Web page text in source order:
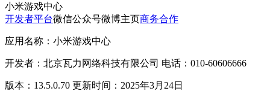
小米游戏中心
开发者平台微信公众号微博主页商务合作
应用名称：小米游戏中心
开发者：北京瓦力网络科技有限公司 电话：010-60606666
版本：13.5.0.70 更新时间：2025年3月24日